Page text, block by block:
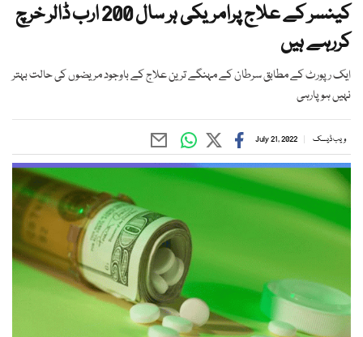
کینسر کے علاج پرامریکی ہر سال 200 ارب ڈالر خرچ
کررہے ہیں
ایک رپورٹ کے مطابق سرطان کے مہنگے ترین علاج کے باوجود مریضوں کی حالت بہتر
نہیں ہوپارہی
ویب ڈیسک July 21, 2022